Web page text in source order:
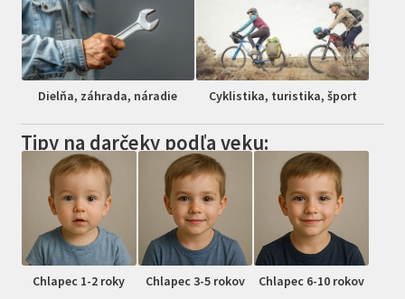
Dielňa, záhrada, náradie Cyklistika, turistika, šport
Tipy na darčeky podľa veku:
Chlapec 1-2 roky Chlapec 3-5 rokov Chlapec 6-10 rokov